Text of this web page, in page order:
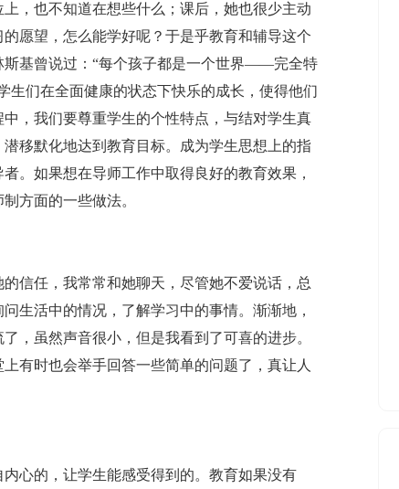
，也不知道在想些什么；课后，她也很少主动
愿望，怎么能学好呢？于是乎教育和辅导这个
斯基曾说过：“每个孩子都是一个世界——完全特
生们在全面健康的状态下快乐的成长，使得他们
，我们要尊重学生的个性特点，与结对学生真
移默化地达到教育目标。成为学生思想上的指
。如果想在导师工作中取得良好的教育效果，
方面的一些做法。
信任，我常常和她聊天，尽管她不爱说话，总
生活中的情况，了解学习中的事情。渐渐地，
，虽然声音很小，但是我看到了可喜的进步。
有时也会举手回答一些简单的问题了，真让人
心的，让学生能感受得到的。教育如果没有